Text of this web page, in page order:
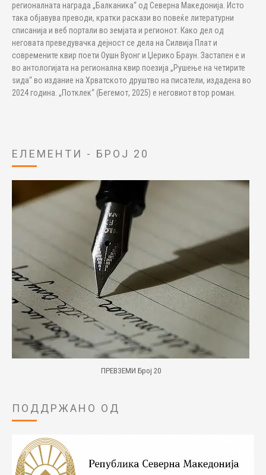
регионалната награда „Балканика“ од Северна Македонија. Исто
така објавува преводи, кратки раскази во повеќе литературни
списанија и веб портали во земјата и регионот. Како дел од
неговата преведувачка дејност се дела на Силвија Плат и
современите квир поети Оушн Вуонг и Џерико Браун. Застапен е и
во антологијата на регионална квир поезија „Рушење на четирите
ѕида“ во издание на Хрватското друштво на писатели, издадена во
2024 година. „Потклек“ (Бегемот, 2025) е неговиот втор роман.
ЕЛЕМЕНТИ - БРОЈ 20
ПРЕВЗЕМИ Број 20
ПОДДРЖАНО ОД